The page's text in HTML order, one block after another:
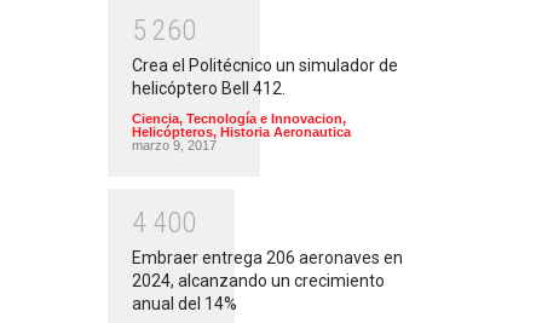
5 260
Crea el Politécnico un simulador de
helicóptero Bell 412.
Ciencia, Tecnología e Innovacion,
Helicópteros, Historia Aeronautica
marzo 9, 2017
4 400
Embraer entrega 206 aeronaves en
2024, alcanzando un crecimiento
anual del 14%